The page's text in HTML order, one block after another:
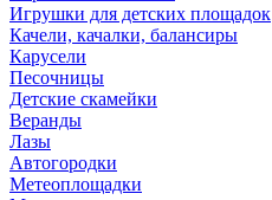
Игрушки для детских площадок
Качели, качалки, балансиры
Карусели
Песочницы
Детские скамейки
Веранды
Лазы
Автогородки
Метеоплощадки